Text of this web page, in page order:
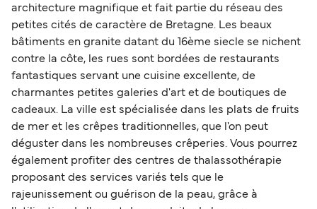
architecture magnifique et fait partie du réseau des
petites cités de caractère de Bretagne. Les beaux
bâtiments en granite datant du 16ème siecle se nichent
contre la côte, les rues sont bordées de restaurants
fantastiques servant une cuisine excellente, de
charmantes petites galeries d'art et de boutiques de
cadeaux. La ville est spécialisée dans les plats de fruits
de mer et les crêpes traditionnelles, que l'on peut
déguster dans les nombreuses crêperies. Vous pourrez
également profiter des centres de thalassothérapie
proposant des services variés tels que le
rajeunissement ou guérison de la peau, grâce à